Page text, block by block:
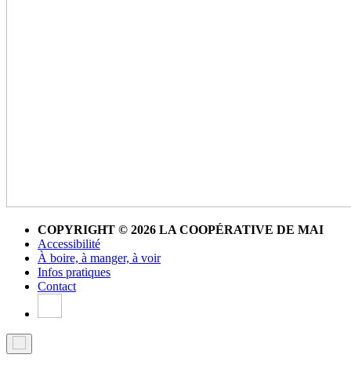
COPYRIGHT © 2026 LA COOPÉRATIVE DE MAI
Accessibilité
À boire, à manger, à voir
Infos pratiques
Contact